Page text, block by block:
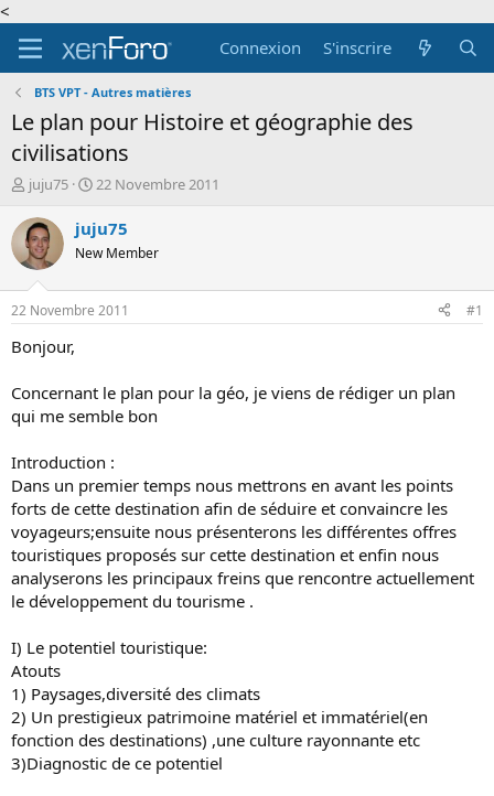
<
Connexion
S'inscrire
BTS VPT - Autres matières
Le plan pour Histoire et géographie des
civilisations
A
t
e
u
r
d
e
l
i
s
u
s
i
o
n
juju75
D
t
e
d
d
é
22 Novembre 2011
juju75
New Member
22 Novembre 2011 #1
Bonjour,
Concernant le plan pour la géo, je viens de rédiger un plan
qui me semble bon
Introduction :
Dans un premier temps nous mettrons en avant les points
forts de cette destination afin de séduire et convaincre les
voyageurs;ensuite nous présenterons les différentes offres
touristiques proposés sur cette destination et enfin nous
analyserons les principaux freins que rencontre actuellement
le développement du tourisme .
I) Le potentiel touristique:
Atouts
1) Paysages,diversité des climats
2) Un prestigieux patrimoine matériel et immatériel(en
fonction des destinations) ,une culture rayonnante etc
3)Diagnostic de ce potentiel